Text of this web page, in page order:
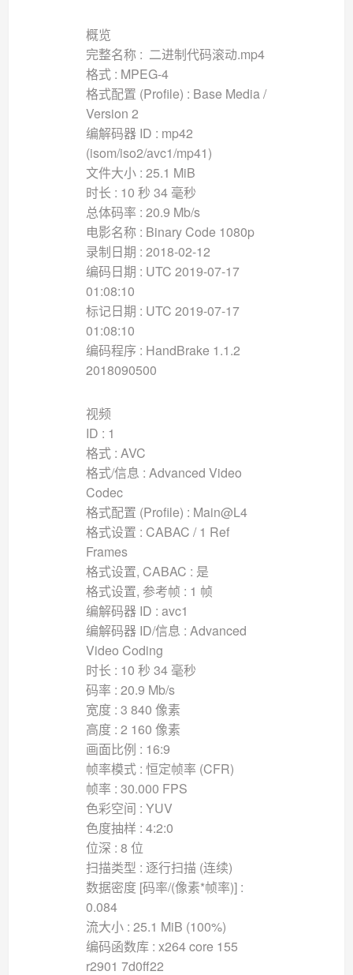
概览
完整名称 : 二进制代码滚动.mp4
格式 : MPEG-4
格式配置 (Profile) : Base Media /
Version 2
编解码器 ID : mp42
(isom/iso2/avc1/mp41)
文件大小 : 25.1 MiB
时长 : 10 秒 34 毫秒
总体码率 : 20.9 Mb/s
电影名称 : Binary Code 1080p
录制日期 : 2018-02-12
编码日期 : UTC 2019-07-17
01:08:10
标记日期 : UTC 2019-07-17
01:08:10
编码程序 : HandBrake 1.1.2
2018090500
视频
ID : 1
格式 : AVC
格式/信息 : Advanced Video
Codec
格式配置 (Profile) : Main@L4
格式设置 : CABAC / 1 Ref
Frames
格式设置, CABAC : 是
格式设置, 参考帧 : 1 帧
编解码器 ID : avc1
编解码器 ID/信息 : Advanced
Video Coding
时长 : 10 秒 34 毫秒
码率 : 20.9 Mb/s
宽度 : 3 840 像素
高度 : 2 160 像素
画面比例 : 16:9
帧率模式 : 恒定帧率 (CFR)
帧率 : 30.000 FPS
色彩空间 : YUV
色度抽样 : 4:2:0
位深 : 8 位
扫描类型 : 逐行扫描 (连续)
数据密度 [码率/(像素*帧率)] :
0.084
流大小 : 25.1 MiB (100%)
编码函数库 : x264 core 155
r2901 7d0ff22